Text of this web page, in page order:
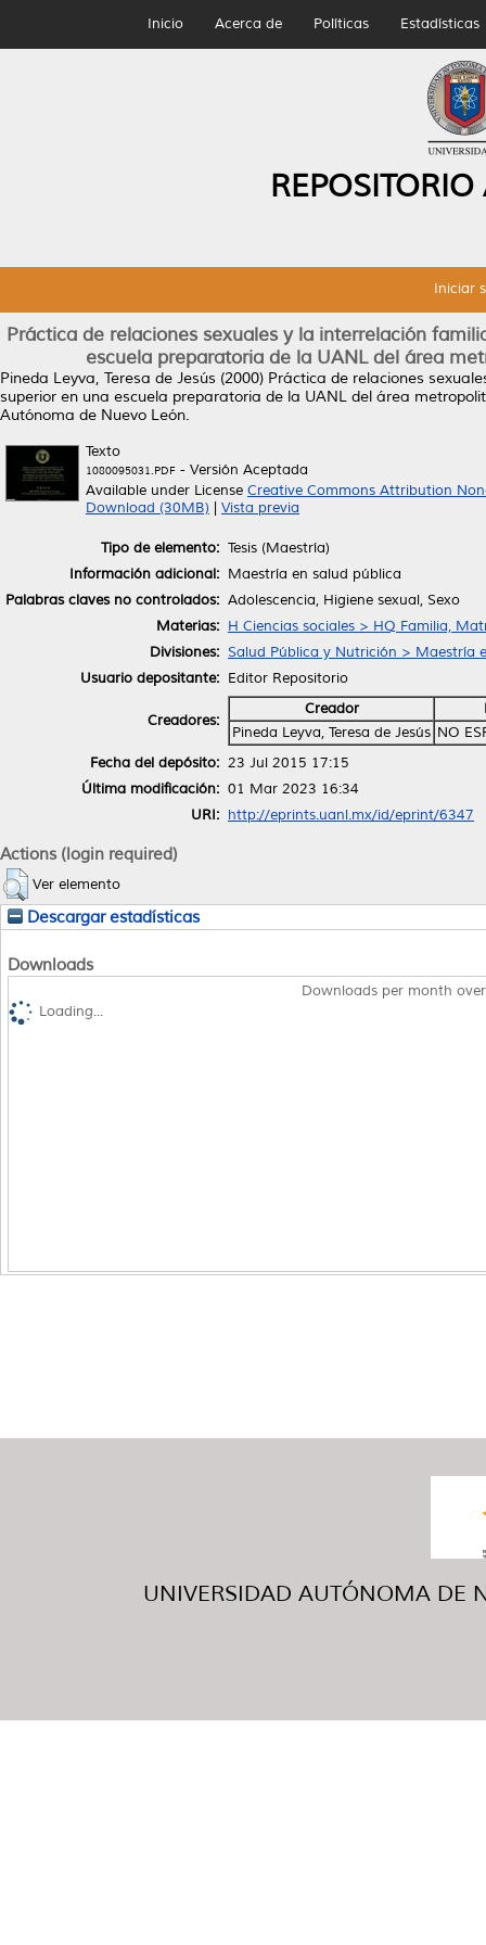
Inicio Acerca de Políticas Estadísticas
Iniciar
Práctica de relaciones sexuales y la interrelación
escuela preparatoria de la UANL del área
Pineda Leyva, Teresa de Jesús (2000) Práctica de relaciones
superior en una escuela preparatoria de la UANL del área
Autónoma de Nuevo León.
Texto
1080095031.PDF - Versión Aceptada
Available under License Creative Commons Attribution
Download (30MB)
Vista previa
Tipo de elemento: Tesis (Maestría)
Información adicional: Maestría en salud pública
Palabras claves no controlados: Adolescencia, Higiene sexual, Sexo
Materias: H Ciencias sociales > HQ Familia,
Divisiones: Salud Pública y Nutrición > Maestría
Usuario depositante: Editor Repositorio
Creadores:
Creador
Pineda Leyva, Teresa de Jesús NO
Fecha del depósito: 23 Jul 2015 17:15
Última modificación: 01 Mar 2023 16:34
URI: http://eprints.uanl.mx/id/eprint/6347
Actions (login required)
Ver elemento
Descargar estadísticas
Downloads
Downloads per month
Loading...
UNIVERSIDAD AUTÓNOMA DE